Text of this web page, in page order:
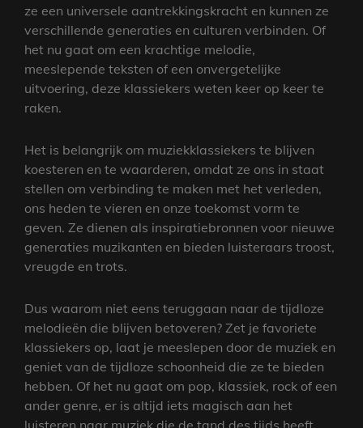
ze een universele aantrekkingskracht en kunnen ze
verschillende generaties en culturen verbinden. Of
het nu gaat om een krachtige melodie,
meeslepende teksten of een onvergetelijke
uitvoering, deze klassiekers weten keer op keer te
raken.
Het is belangrijk om muziekklassiekers te blijven
koesteren en te waarderen, omdat ze ons in staat
stellen om verbinding te maken met het verleden,
ons heden te vieren en onze toekomst vorm te
geven. Ze dienen als inspiratiebronnen voor nieuwe
generaties muzikanten en bieden luisteraars troost,
vreugde en trots.
Dus waarom niet eens teruggaan naar de tijdloze
melodieën die blijven betoveren? Zet je favoriete
klassiekers op, laat je meeslepen door de muziek en
geniet van de tijdloze schoonheid die ze te bieden
hebben. Of het nu gaat om pop, klassiek, rock of een
ander genre, er is altijd iets magisch aan het
luisteren naar muziek die de tand des tijds heeft